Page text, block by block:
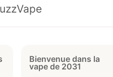
Bienvenue dans la
vape de 2031